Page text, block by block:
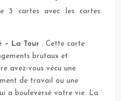
3 cartes avec les cartes
– La Tour . Cette carte
brutaux et
avez-vous vécu une
de travail ou une
a bouleversé votre vie. La